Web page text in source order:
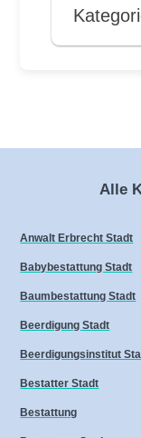
Alle
Anwalt Erbrecht Stadt
Babybestattung Stadt
Baumbestattung Stadt
Beerdigung Stadt
Beerdigungsinstitut
Bestatter Stadt
Bestattung